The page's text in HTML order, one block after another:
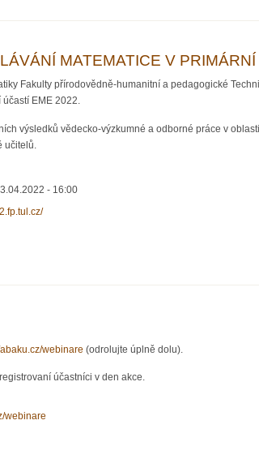
MATEMATICE V
Fakulty přírodovědně-humanitní a pedagogické
EME 2022.
výsledků vědecko-výzkumné a odborné práce v
učitelů.
- 16:00
webinare (odrolujte úplně dolu).
účastníci v den akce.
webinare